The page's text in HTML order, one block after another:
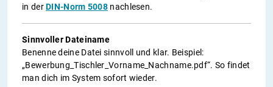
in derDIN-Norm 5008 nachlesen.
Sinnvoller Dateiname
Benenne deine Datei sinnvoll und klar. Beispiel:
„Bewerbung_Tischler_Vorname_Nachname.pdf“. So findet
man dich im System sofort wieder.